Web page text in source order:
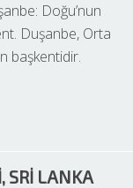
Doğu’nun
Duşanbe, Orta
başkentidir.
SRI LANKA